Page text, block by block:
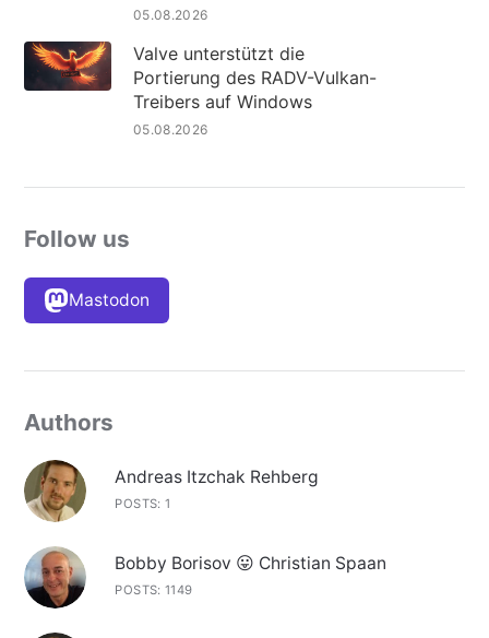
05.08.2026
Valve unterstützt die
Portierung des RADV-Vulkan-
Treibers auf Windows
05.08.2026
Follow us
Mastodon
Authors
Andreas Itzchak Rehberg
POSTS: 1
Bobby Borisov 😛 Christian Spaan
POSTS: 1149